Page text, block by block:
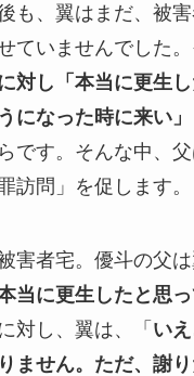
も、翼はまだ、被
ていませんでした。
対し「本当に更生
になった時に来い
です。そんな中、
訪問」を促します。
害者宅。優斗の父
当に更生したと思
対し、翼は、「 い
ません。ただ、謝